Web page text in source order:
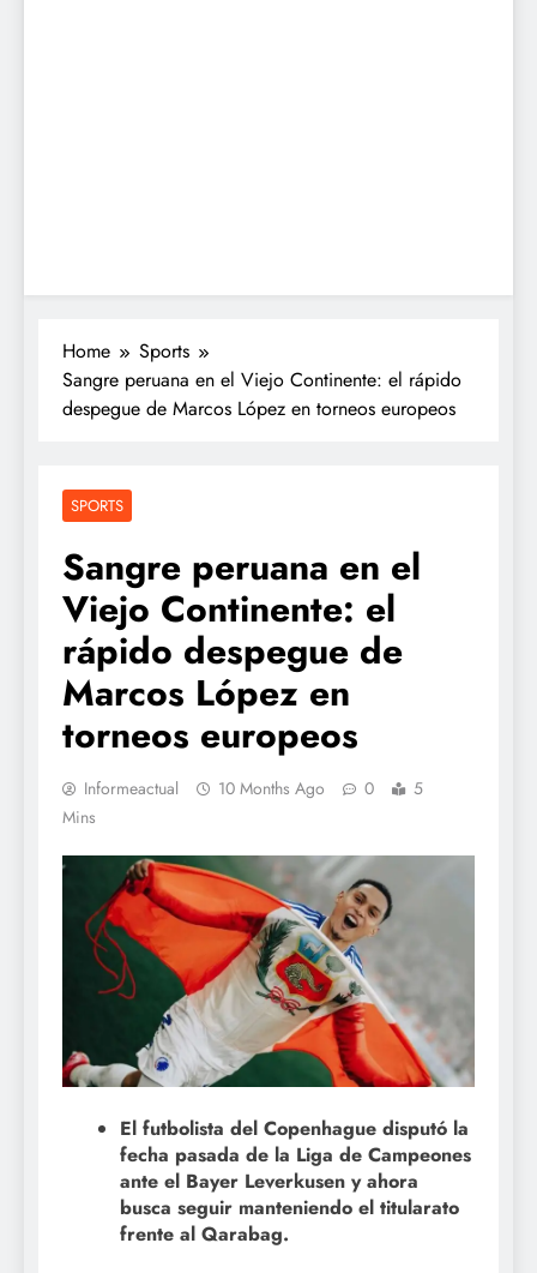
Home
Sports
Sangre peruana en el Viejo Continente: el rápido
despegue de Marcos López en torneos europeos
SPORTS
Sangre peruana en el
Viejo Continente: el
rápido despegue de
Marcos López en
torneos europeos
Informeactual 10 Months Ago 0
5
Mins
El futbolista del Copenhague disputó la
fecha pasada de la Liga de Campeones
ante el Bayer Leverkusen y ahora
busca seguir manteniendo el titularato
frente al Qarabag.